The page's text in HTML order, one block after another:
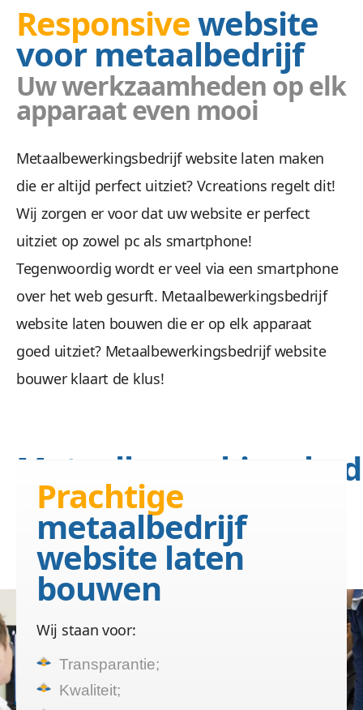
Responsivewebsite
voor metaalbedrijf
Uw werkzaamheden op elk
apparaat even mooi
Metaalbewerkingsbedrijf website laten maken
die er altijd perfect uitziet? Vcreations regelt dit!
Wij zorgen er voor dat uw website er perfect
uitziet op zowel pc als smartphone!
Tegenwoordig wordt er veel via een smartphone
over het web gesurft. Metaalbewerkingsbedrijf
website laten bouwen die er op elk apparaat
goed uitziet? Metaalbewerkingsbedrijf website
bouwer klaart de klus!
website op
Uw huisstijl is de rode
draad van uw website
Prachtige
metaalbedrijf
website laten
bouwen
Wij staan voor:
Transparantie;
Kwaliteit;
Wij zetten uw doelgroep aan tot actie met
Veilig &
Wees gerust, alle gegevens zijn veilig. We maken
Geen gestuntel. U beheert uw website